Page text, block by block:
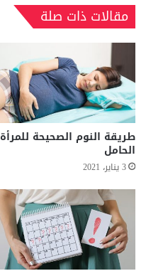
مقالات ذات صلة
طريقة النوم الصحيحة للمرأة
الحامل
3 يناير، 2021